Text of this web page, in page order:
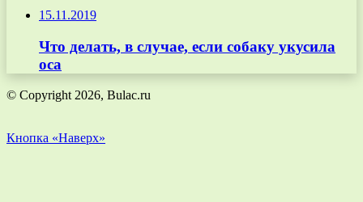
15.11.2019
Что делать, в случае, если собаку укусила
оса
© Copyright 2026, Bulac.ru
Кнопка «Наверх»